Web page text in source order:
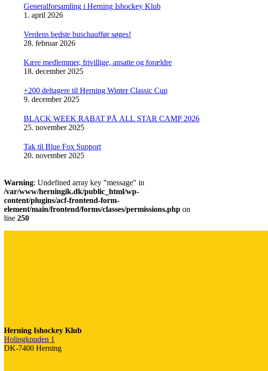
Generalforsamling i Herning Ishockey Klub
1. april 2026
Verdens bedste buschauffør søges!
28. februar 2026
Kære medlemmer, frivillige, ansatte og forældre
18. december 2025
+200 deltagere til Herning Winter Classic Cup
9. december 2025
BLACK WEEK RABAT PÅ ALL STAR CAMP 2026
25. november 2025
Tak til Blue Fox Support
20. november 2025
Warning: Undefined array key "message" in
/var/www/herningik.dk/public_html/wp-
content/plugins/acf-frontend-form-
element/main/frontend/forms/classes/permissions.php on
line 250
Herning Ishockey Klub
Holingknuden 1
DK-7400 Herning